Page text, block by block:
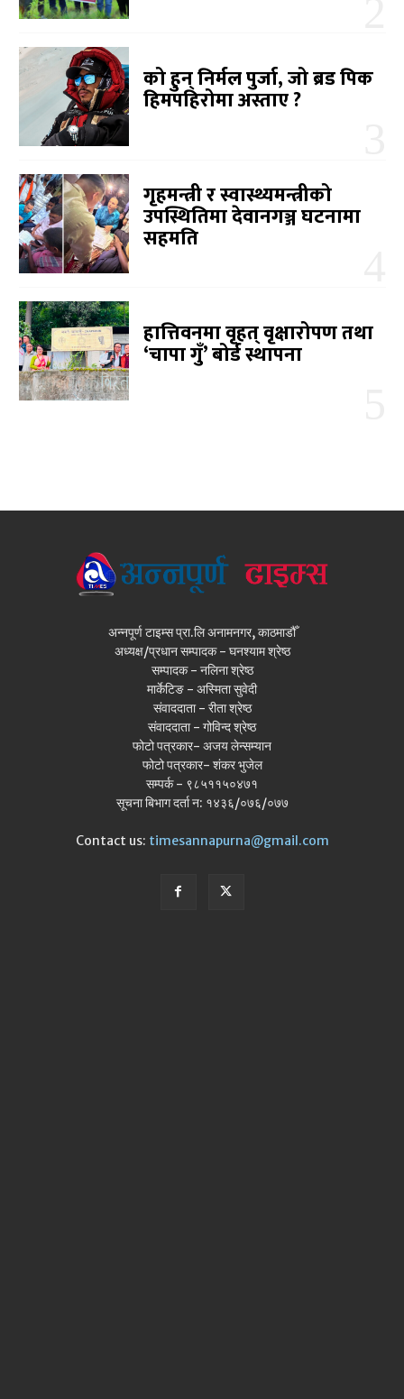
को हुन् निर्मल पुर्जा, जो ब्रड पिक
हिमपहिरोमा अस्ताए ?
गृहमन्त्री र स्वास्थ्यमन्त्रीको
उपस्थितिमा देवानगञ्ज घटनामा
सहमति
हात्तिवनमा वृहत् वृक्षारोपण तथा
‘चापा गुँ’ बोर्ड स्थापना
अन्नपूर्ण टाइम्स प्रा.लि अनामनगर, काठमाडौँ
अध्यक्ष/प्रधान सम्पादक - घनश्याम श्रेष्ठ
सम्पादक - नलिना श्रेष्ठ
मार्केटिङ - अस्मिता सुवेदी
संवाददाता - रीता श्रेष्ठ
संवाददाता - गोविन्द श्रेष्ठ
फोटो पत्रकार- अजय लेन्सम्यान
फोटो पत्रकार- शंकर भुजेल
सम्पर्क - ९८५११५०४७१
सूचना बिभाग दर्ता न: १४३६/०७६/०७७
Contact us: timesannapurna@gmail.com